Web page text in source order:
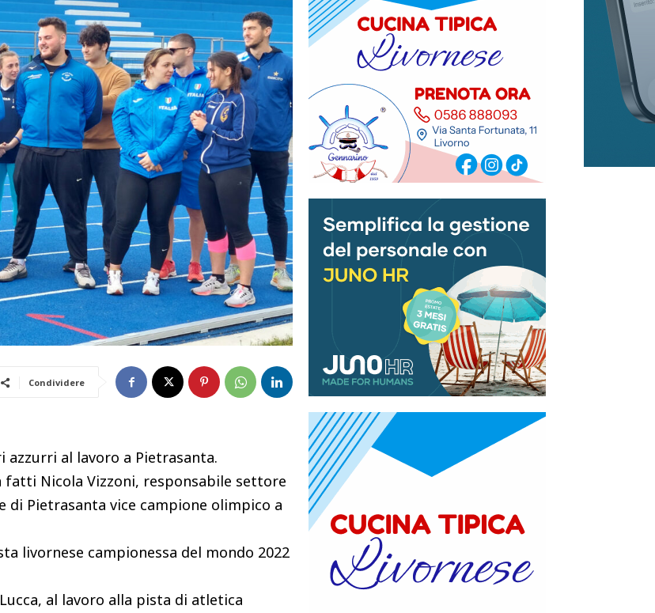
Condividere
azzurri al lavoro a Pietrasanta.
fatti Nicola Vizzoni, responsabile settore
di Pietrasanta vice campione olimpico a
livornese campionessa del mondo 2022
al lavoro alla pista di atletica